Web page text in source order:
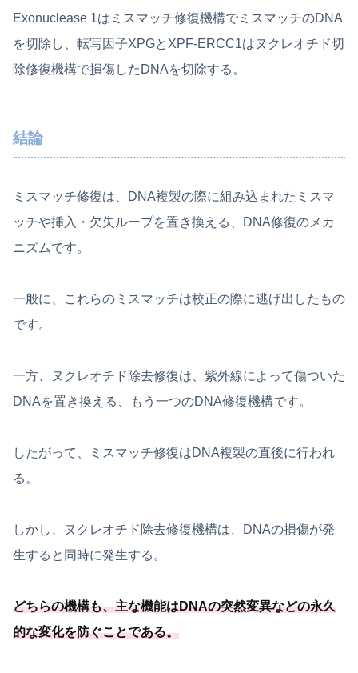
Exonuclease 1はミスマッチ修復機構でミスマッチのDNA
を切除し、転写因子XPGとXPF-ERCC1はヌクレオチド切
除修復機構で損傷したDNAを切除する。
結論
ミスマッチ修復は、DNA複製の際に組み込まれたミスマ
ッチや挿入・欠失ループを置き換える、DNA修復のメカ
ニズムです。
一般に、これらのミスマッチは校正の際に逃げ出したもの
です。
一方、ヌクレオチド除去修復は、紫外線によって傷ついた
DNAを置き換える、もう一つのDNA修復機構です。
したがって、ミスマッチ修復はDNA複製の直後に行われ
る。
しかし、ヌクレオチド除去修復機構は、DNAの損傷が発
生すると同時に発生する。
どちらの機構も、主な機能はDNAの突然変異などの永久
的な変化を防ぐことである。